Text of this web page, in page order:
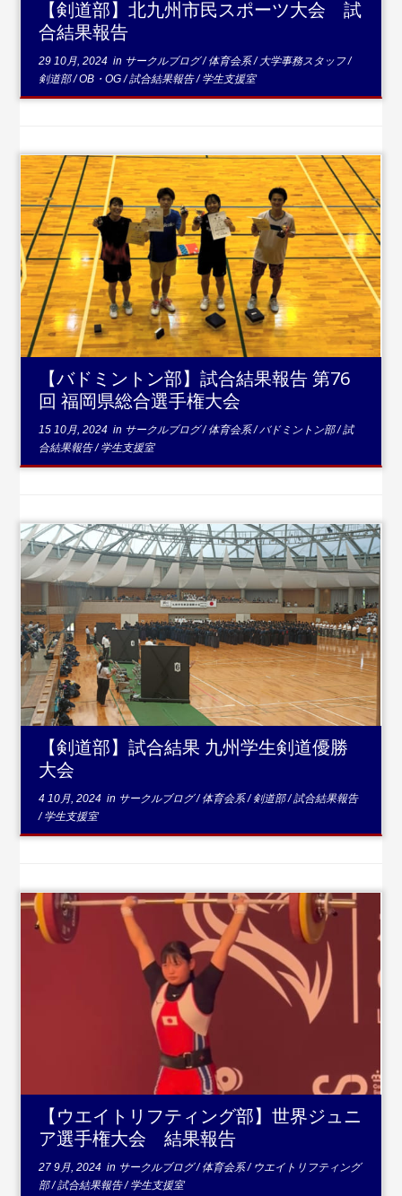
【剣道部】北九州市民スポーツ大会 試
合結果報告
29 10月, 2024 in サークルブログ/体育会系/ 大学事務スタッフ/
剣道部/OB・OG/試合結果報告/学生支援室
...続きを読む
【バドミントン部】試合結果報告 第76
回 福岡県総合選手権大会
15 10月, 2024 in サークルブログ/体育会系/バドミントン部/試
合結果報告/学生支援室
...続きを読む
【剣道部】試合結果 九州学生剣道優勝
大会
4 10月, 2024 in サークルブログ/体育会系/剣道部/試合結果報告
/学生支援室
【ウエイトリフティング部】世界ジュニ
ア選手権大会 結果報告
27 9月, 2024 in サークルブログ/体育会系/ ウエイトリフティング
部/試合結果報告/学生支援室